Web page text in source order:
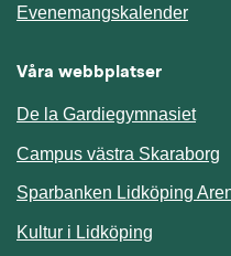
EvenemangskalenderLänk
Våra webbplatser
De la Gardiegymnasiet
Campus västra Skaraborg
Sparbanken Lidköping
Kultur i Lidköping